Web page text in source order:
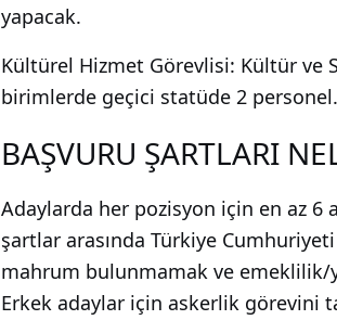
yapacak.
Kültürel Hizmet Görevlisi: Kültür ve
birimlerde geçici statüde 2
BAŞVURU ŞARTLARI
Adaylarda her pozisyon için en az 6
şartlar arasında Türkiye
mahrum bulunmamak ve emeklilik/
Erkek adaylar için askerlik görevini